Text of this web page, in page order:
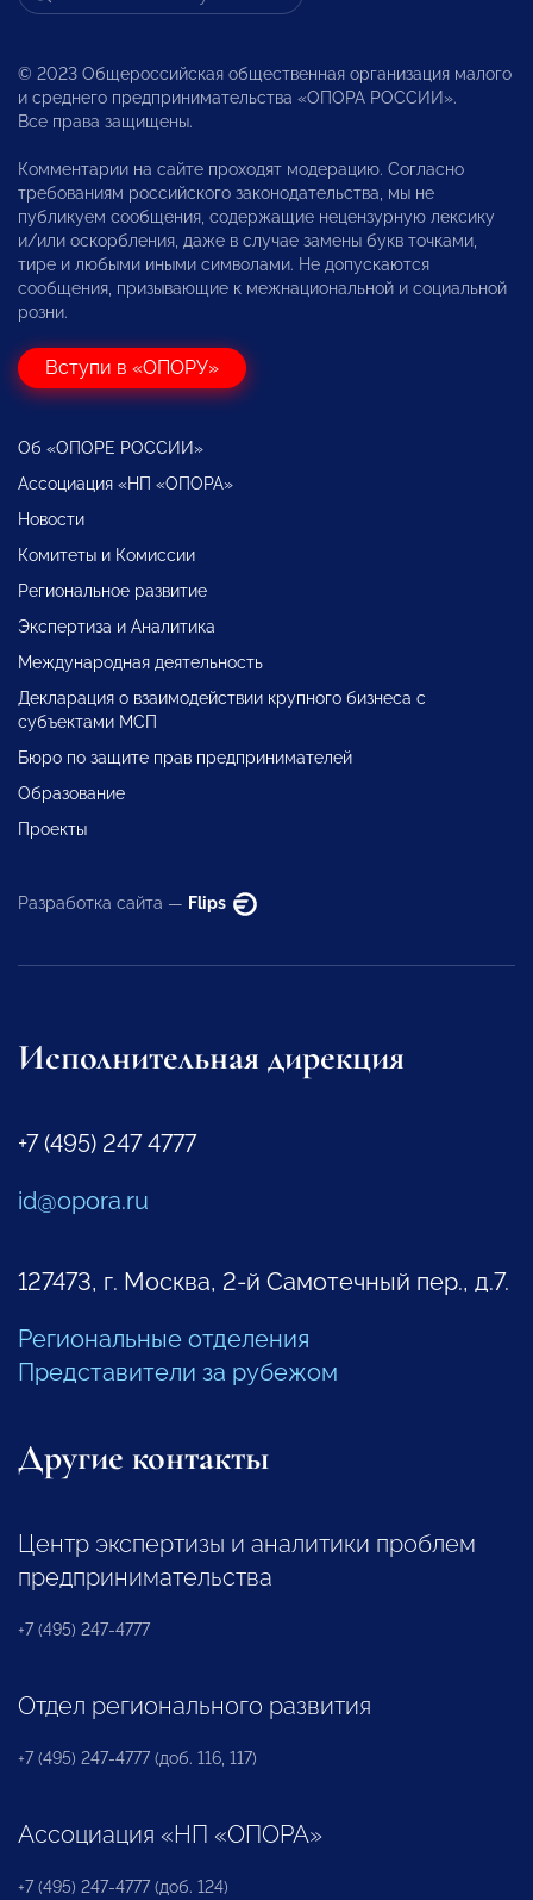
© 2023 Общероссийская общественная организация малого
и среднего предпринимательства «ОПОРА РОССИИ».
Все права защищены.
Комментарии на сайте проходят модерацию. Согласно
требованиям российского законодательства, мы не
публикуем сообщения, содержащие нецензурную лексику
и/или оскорбления, даже в случае замены букв точками,
тире и любыми иными символами. Не допускаются
сообщения, призывающие к межнациональной и социальной
розни.
Вступи в «ОПОРУ»
Об «ОПОРЕ РОССИИ»
Ассоциация «НП «ОПОРА»
Новости
Комитеты и Комиссии
Региональное развитие
Экспертиза и Аналитика
Международная деятельность
Декларация о взаимодействии крупного бизнеса с
субъектами МСП
Бюро по защите прав предпринимателей
Образование
Проекты
Разработка сайта — Flips
Исполнительная дирекция
+7 (495) 247 4777
id@opora.ru
127473, г. Москва, 2-й Самотечный пер., д.7.
Региональные отделения
Представители за рубежом
Другие контакты
Центр экспертизы и аналитики проблем
предпринимательства
+7 (495) 247-4777
Отдел регионального развития
+7 (495) 247-4777 (доб. 116, 117)
Ассоциация «НП «ОПОРА»
+7 (495) 247-4777 (доб. 124)